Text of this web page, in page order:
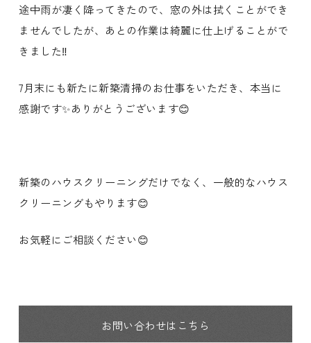
途中雨が凄く降ってきたので、窓の外は拭くことができ
ませんでしたが、あとの作業は綺麗に仕上げることがで
きました‼️
7月末にも新たに新築清掃のお仕事をいただき、本当に
感謝です✨ありがとうございます😊
新築のハウスクリーニングだけでなく、一般的なハウス
クリーニングもやります😊
お気軽にご相談ください😊
お問い合わせはこちら